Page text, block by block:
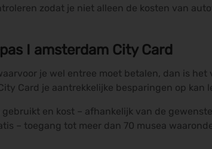
zodat je niet alleen de kosten van
I amsterdam City Card
je wel entree moet betalen, dan is
Card je aantrekkelijke besparingen op kan
en kost – afhankelijk van de
– toegang tot meer dan 70 musea